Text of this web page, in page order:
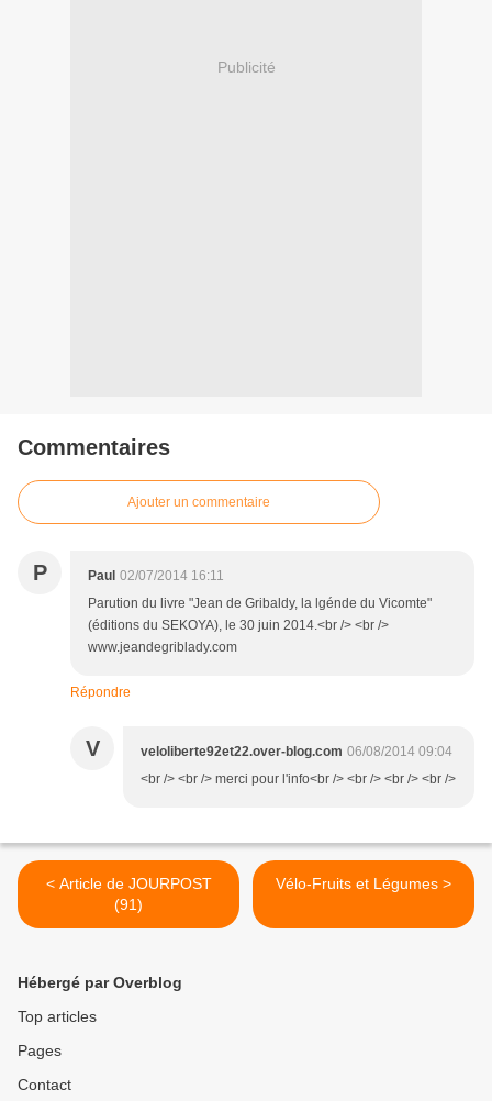
Publicité
Commentaires
Ajouter un commentaire
P Paul 02/07/2014 16:11
Parution du livre "Jean de Gribaldy, la lgénde du Vicomte"
(éditions du SEKOYA), le 30 juin 2014.<br /> <br />
www.jeandegriblady.com
Répondre
V veloliberte92et22.over-blog.com 06/08/2014 09:04
<br /> <br /> merci pour l'info<br /> <br /> <br /> <br />
< Article de JOURPOST
(91)
Vélo-Fruits et Légumes >
Hébergé par Overblog
Top articles
Pages
Contact